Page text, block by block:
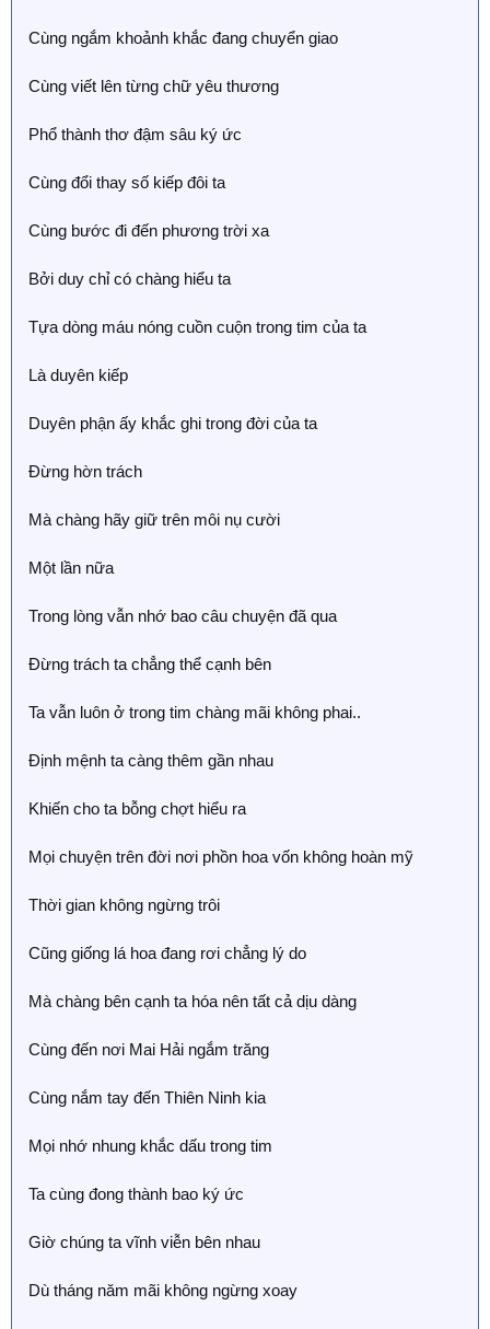
Cùng ngắm khoảnh khắc đang chuyển giao
Cùng viết lên từng chữ yêu thương
Phổ thành thơ đậm sâu ký ức
Cùng đổi thay số kiếp đôi ta
Cùng bước đi đến phương trời xa
Bởi duy chỉ có chàng hiểu ta
Tựa dòng máu nóng cuồn cuộn trong tim của ta
Là duyên kiếp
Duyên phận ấy khắc ghi trong đời của ta
Đừng hờn trách
Mà chàng hãy giữ trên môi nụ cười
Một lần nữa
Trong lòng vẫn nhớ bao câu chuyện đã qua
Đừng trách ta chẳng thể cạnh bên
Ta vẫn luôn ở trong tim chàng mãi không phai..
Định mệnh ta càng thêm gần nhau
Khiến cho ta bỗng chợt hiểu ra
Mọi chuyện trên đời nơi phồn hoa vốn không hoàn mỹ
Thời gian không ngừng trôi
Cũng giống lá hoa đang rơi chẳng lý do
Mà chàng bên cạnh ta hóa nên tất cả dịu dàng
Cùng đến nơi Mai Hải ngắm trăng
Cùng nắm tay đến Thiên Ninh kia
Mọi nhớ nhung khắc dấu trong tim
Ta cùng đong thành bao ký ức
Giờ chúng ta vĩnh viễn bên nhau
Dù tháng năm mãi không ngừng xoay